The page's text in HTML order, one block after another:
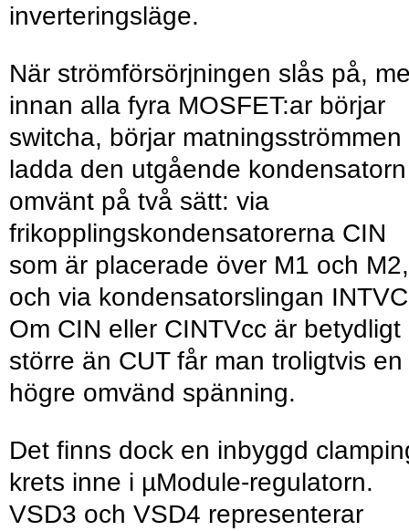
inverteringsläge.
När strömförsörjningen slås på,
innan alla fyra MOSFET:ar börjar
switcha, börjar matningsströmmen
ladda den utgående kondensatorn
omvänt på två sätt: via
frikopplingskondensatorerna CIN
som är placerade över M1 och M2,
och via kondensatorslingan
Om CIN eller CINTVcc är betydligt
större än CUT får man troligtvis en
högre omvänd spänning.
Det finns dock en inbyggd
krets inne i µModule-regulatorn.
VSD3 och VSD4 representerar